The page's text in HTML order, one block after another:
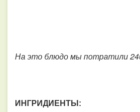
На это блюдо мы потратили
ИНГРИДИЕНТЫ: